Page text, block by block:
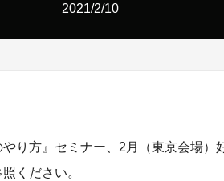
2021/2/10
り方』セミナー、2月（東京会場）
ください。